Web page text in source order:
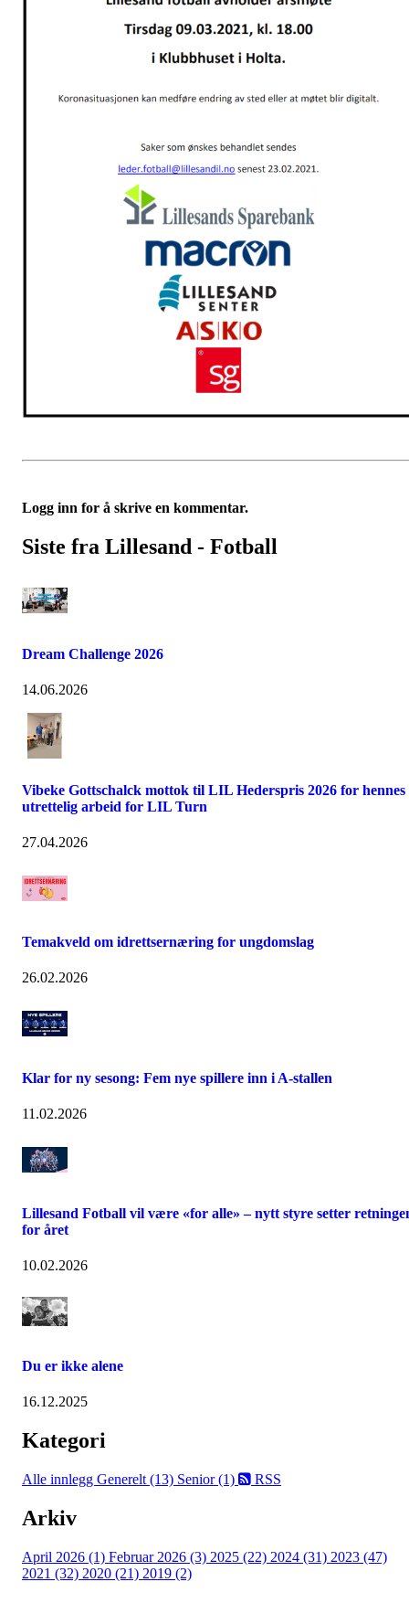
Logg inn for å skrive en kommentar.
Siste fra Lillesand - Fotball
Dream Challenge 2026
14.06.2026
Vibeke Gottschalck mottok til LIL Hederspris 2026 for hennes
utrettelig arbeid for LIL Turn
27.04.2026
Temakveld om idrettsernæring for ungdomslag
26.02.2026
Klar for ny sesong: Fem nye spillere inn i A-stallen
11.02.2026
Lillesand Fotball vil være «for alle» – nytt styre setter
for året
10.02.2026
Du er ikke alene
16.12.2025
Kategori
Alle innlegg Generelt (13) Senior (1) RSS
Arkiv
April 2026 (1) Februar 2026 (3) 2025 (22) 2024 (31) 2023 (47)
2021 (32) 2020 (21) 2019 (2)